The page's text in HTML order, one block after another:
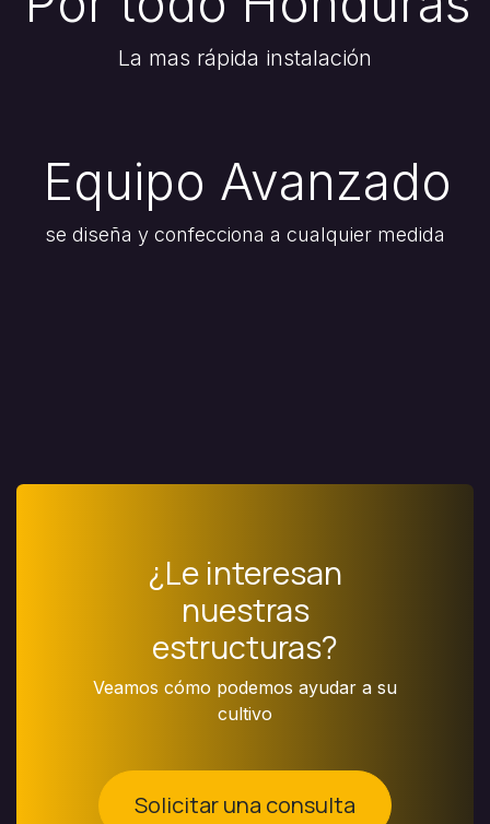
La mas rápida instalación
Equipo Avanzado
se diseña y confecciona a cualquier medida
¿Le interesan
nuestras
estructuras?
Veamos cómo podemos ayudar a su
cultivo
Solicitar una consulta